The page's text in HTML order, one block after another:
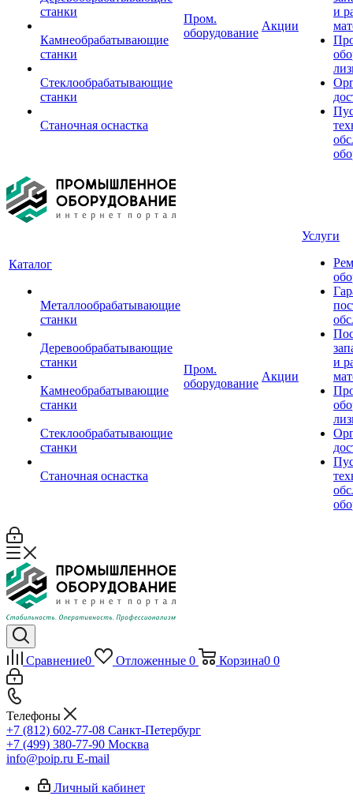
станки
Камнеобрабатывающие
станки
Стеклообрабатывающие
станки
Станочная оснастка
Пром.
оборудование
Акции
и
Каталог
Металлообрабатывающие
станки
Деревообрабатывающие
станки
Камнеобрабатывающие
станки
Стеклообрабатывающие
станки
Станочная оснастка
Пром.
оборудование
Акции
Услуги
и
Сравнение0 Отложенные 0 Корзина0 0
Телефоны
+7 (812) 602-77-08 Санкт-Петербург
+7 (499) 380-77-90 Москва
info@poip.ru E-mail
Личный кабинет